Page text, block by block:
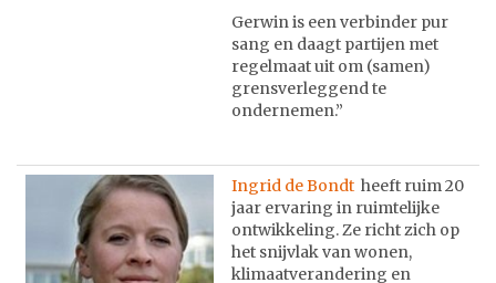
Gerwin is een verbinder pur
sang en daagt partijen met
regelmaat uit om (samen)
grensverleggend te
ondernemen.”
Ingrid de Bondt heeft ruim 20
jaar ervaring in ruimtelijke
ontwikkeling. Ze richt zich op
het snijvlak van wonen,
klimaatverandering en